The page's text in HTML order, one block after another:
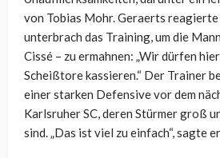
von Tobias Mohr. Geraerts reagierte
unterbrach das Training, um die
Cissé – zu ermahnen: „Wir dürfen
Scheißtore kassieren.“ Der Trainer
einer starken Defensive vor dem
Karlsruher SC, deren Stürmer groß
sind. „Das ist viel zu einfach“, sagte